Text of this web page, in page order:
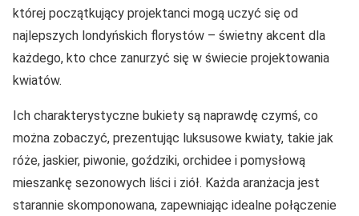
której początkujący projektanci mogą uczyć się od
najlepszych londyńskich florystów – świetny akcent dla
każdego, kto chce zanurzyć się w świecie projektowania
kwiatów.
Ich charakterystyczne bukiety są naprawdę czymś, co
można zobaczyć, prezentując luksusowe kwiaty, takie jak
róże, jaskier, piwonie, goździki, orchidee i pomysłową
mieszankę sezonowych liści i ziół. Każda aranżacja jest
starannie skomponowana, zapewniając idealne połączenie